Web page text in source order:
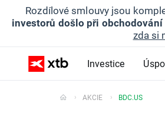
Rozdílové smlouvy jsou
investorů došlo při
zda si
Investice
AKCIE BDC.US